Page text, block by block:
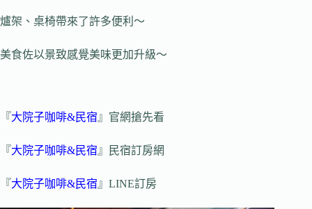
爐架、桌椅帶來了許多便利～
美食佐以景致感覺美味更加升級～
『大院子咖啡&民宿 』官網搶先看
『大院子咖啡&民宿 』民宿訂房網
『大院子咖啡&民宿 』LINE訂房